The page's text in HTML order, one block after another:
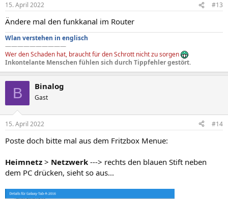
15. April 2022 #13
Ändere mal den funkkanal im Router
Wlan verstehen in englisch
——————————
Wer den Schaden hat, braucht für den Schrott nicht zu sorgen
Inkontelante Menschen fühlen sich durch Tippfehler gestört.
B Binalog
Gast
15. April 2022 #14
Poste doch bitte mal aus dem Fritzbox Menue:
Heimnetz > Netzwerk ---> rechts den blauen Stift neben
dem PC drücken, sieht so aus...